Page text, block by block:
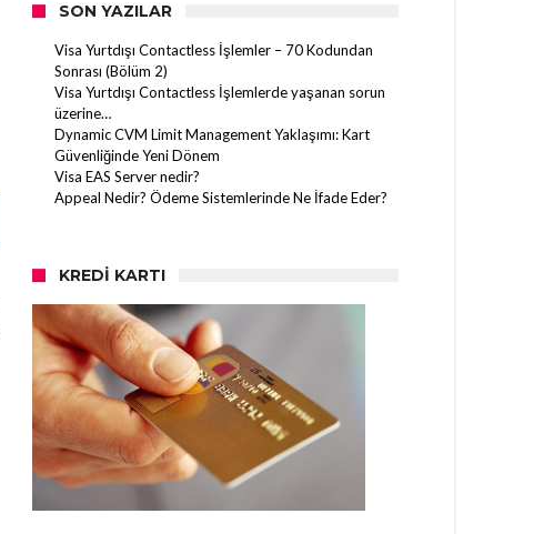
SON YAZILAR
Visa Yurtdışı Contactless İşlemler – 70 Kodundan
Sonrası (Bölüm 2)
Visa Yurtdışı Contactless İşlemlerde yaşanan sorun
üzerine…
Dynamic CVM Limit Management Yaklaşımı: Kart
Güvenliğinde Yeni Dönem
Visa EAS Server nedir?
Appeal Nedir? Ödeme Sistemlerinde Ne İfade Eder?
KREDI KARTI